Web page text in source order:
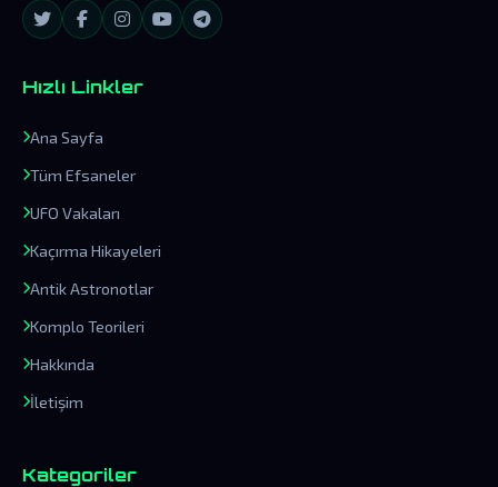
Hızlı Linkler
Ana Sayfa
Tüm Efsaneler
UFO Vakaları
Kaçırma Hikayeleri
Antik Astronotlar
Komplo Teorileri
Hakkında
İletişim
Kategoriler